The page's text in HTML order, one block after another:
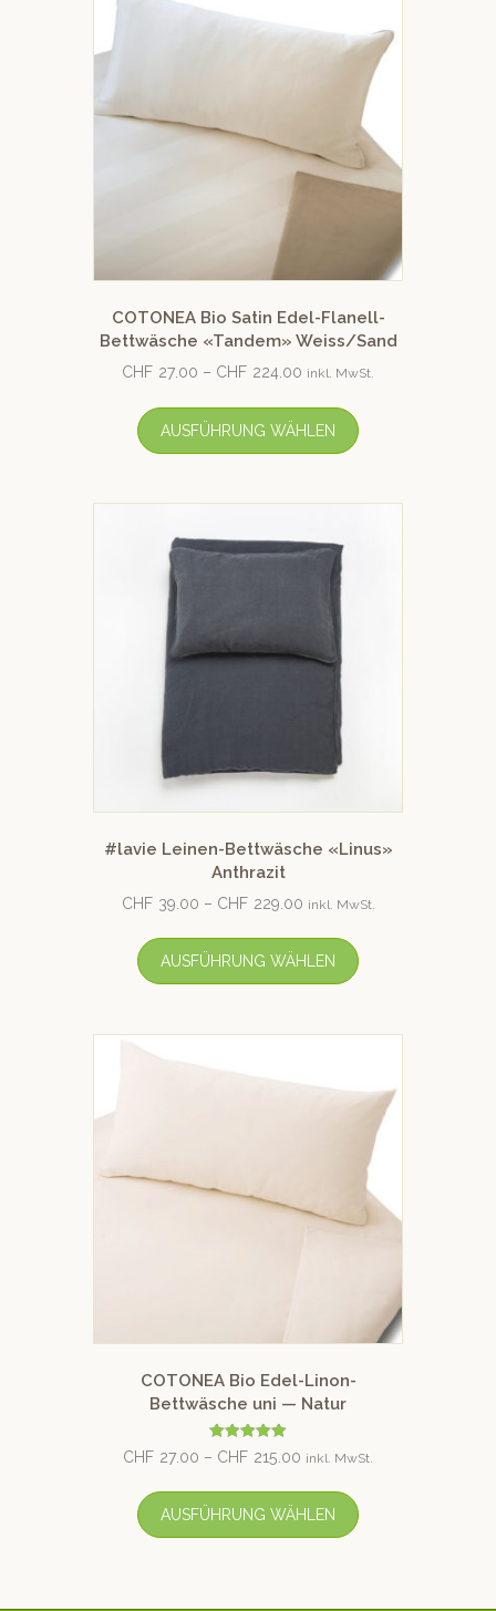
COTONEA Bio Satin Edel-Flanell-
Bettwäsche «Tandem» Weiss/Sand
CHF 27.00 – CHF 224.00 inkl. MwSt.
AUSFÜHRUNG WÄHLEN
#lavie Leinen-Bettwäsche «Linus»
Anthrazit
CHF 39.00 – CHF 229.00 inkl. MwSt.
AUSFÜHRUNG WÄHLEN
COTONEA Bio Edel-Linon-
Bettwäsche uni — Natur
Bewertet mit
5.00
CHF 27.00 – CHF 215.00 inkl. MwSt.
AUSFÜHRUNG WÄHLEN